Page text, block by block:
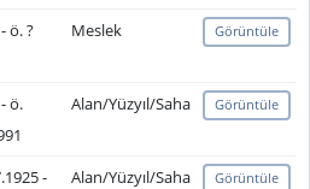
ö. ? Meslek Görüntüle
ö.
Alan/Yüzyıl/Saha Görüntüle
-
Alan/Yüzyıl/Saha Görüntüle